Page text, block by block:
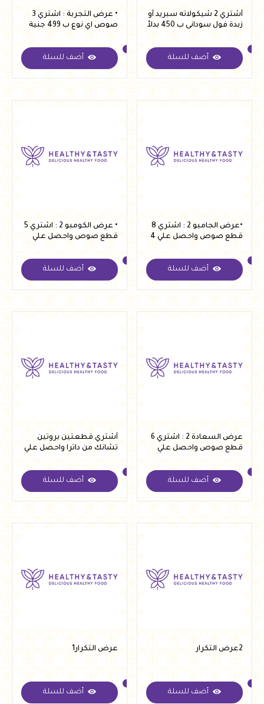
أشتري 2 شيكولاته سبريد أو
زبدة فول سودانى ب 450 بدلأ
من 600
أضف للسلة
• عرض التجربة : اشتري 3
صوص اي نوع ب 499 جنية
بدل 525 جنية
أضف للسلة
•عرض الجامبو 2 : اشتري 8
قطع صوص واحصل علي 4
قطع مجانا بسعر 1400 بدل
من 2150 جنية
أضف للسلة
• عرض الكومبو 2 : اشتري 5
قطع صوص واحصل علي
قطعة صوص مجاني بسعر
875 بدل 1100 جنية
أضف للسلة
عرض السعادة 2 : اشتري 6
قطع صوص واحصل علي
قطعتين صوص مجانا
بسعر 1050 بدل 1450 جنية
أضف للسلة
أشتري قطعتين بروتين
تشانك من داترا واحصل علي
قطعه مجاناَ
أضف للسلة
2عرض التكرار
أضف للسلة
عرض التكرار1
أضف للسلة